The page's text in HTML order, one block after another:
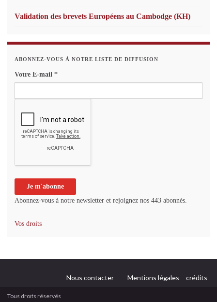
Validation des brevets Européens au Cambodge (KH)
ABONNEZ-VOUS À NOTRE LISTE DE DIFFUSION
Votre E-mail *
Abonnez-vous à notre newsletter et rejoignez nos 443 abonnés.
Vos droits
Nous contacter Mentions légales – crédits
Tous droits réservés